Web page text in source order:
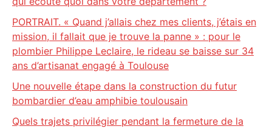
PORTRAIT. « Quand j’allais chez mes clients, j’étais en
mission, il fallait que je trouve la panne » : pour le
plombier Philippe Leclaire, le rideau se baisse sur 34
ans d’artisanat engagé à Toulouse
Une nouvelle étape dans la construction du futur
bombardier d’eau amphibie toulousain
Quels trajets privilégier pendant la fermeture de la